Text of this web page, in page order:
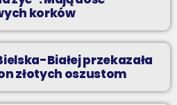
korków
Białej przekazała
złotych oszustom